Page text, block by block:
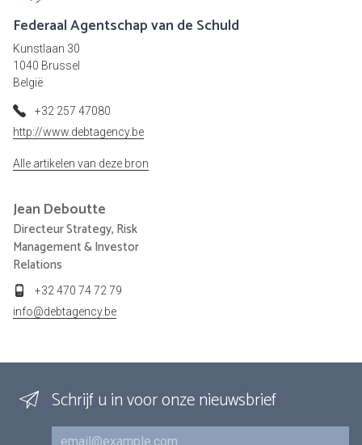
Federaal Agentschap van de Schuld
Kunstlaan 30
1040 Brussel
België
+32 257 47080
http://www.debtagency.be
Alle artikelen van deze bron
Jean Deboutte
Directeur Strategy, Risk
Management & Investor
Relations
+32 470 74 72 79
info@debtagency.be
Schrijf u in voor onze nieuwsbrief
E-mail